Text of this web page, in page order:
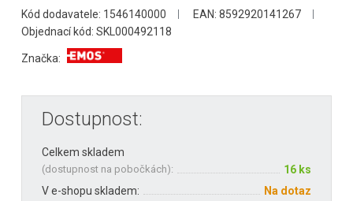
Kód dodavatele: 1546140000
EAN: 8592920141267
Objednací kód: SKL000492118
Značka:
Dostupnost:
Celkem skladem
(dostupnost na pobočkách):
16 ks
V e-shopu skladem:
Na dotaz